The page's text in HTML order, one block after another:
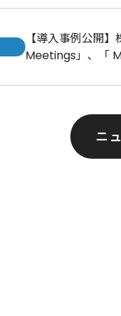
【導入事例公開
Meetings」、「
ニ